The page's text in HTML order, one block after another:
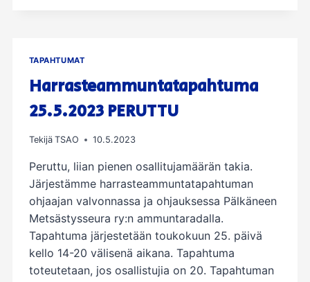
TAPAHTUMAT
Harrasteammuntatapahtuma
25.5.2023 PERUTTU
Tekijä TSAO 10.5.2023
Peruttu, liian pienen osallitujamäärän takia.
Järjestämme harrasteammuntatapahtuman
ohjaajan valvonnassa ja ohjauksessa Pälkäneen
Metsästysseura ry:n ammuntaradalla.
Tapahtuma järjestetään toukokuun 25. päivä
kello 14-20 välisenä aikana. Tapahtuma
toteutetaan, jos osallistujia on 20. Tapahtuman